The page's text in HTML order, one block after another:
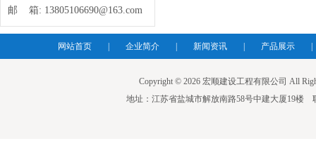
邮 箱: 13805106690@163.com
网站首页 | 企业简介 | 新闻资讯 | 产品展示 |
Copyright © 2026 宏顺建设工程有限公司 All
地址：江苏省盐城市解放南路58号中建大厦19楼